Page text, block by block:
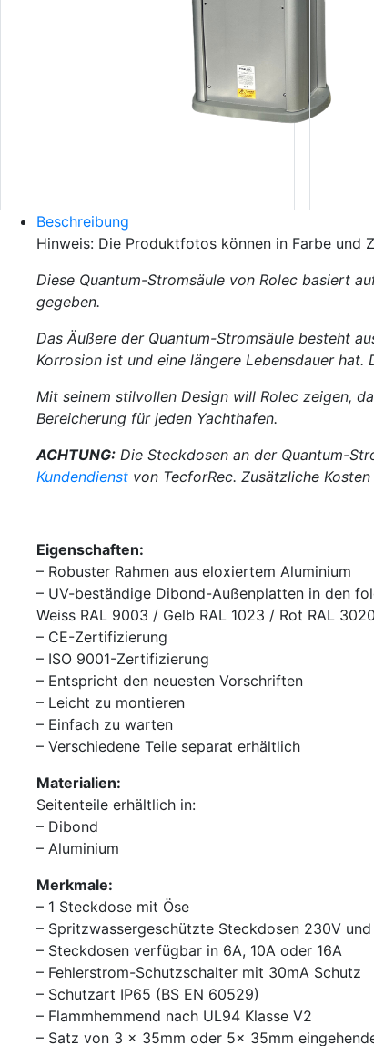
Beschreibung
Hinweis: Die Produktfotos können in Farbe und
Diese Quantum-Stromsäule von Rolec basiert
gegeben.
Das Äußere der Quantum-Stromsäule besteht
Korrosion ist und eine längere Lebensdauer
Mit seinem stilvollen Design will Rolec zeigen,
Bereicherung für jeden Yachthafen.
ACHTUNG: Die Steckdosen an der Quantum-
Kundendienst von TecforRec. Zusätzliche
Eigenschaften:
– Robuster Rahmen aus eloxiertem Aluminium
– UV-beständige Dibond-Außenplatten in den
Weiss RAL 9003 / Gelb RAL 1023 / Rot RAL
– CE-Zertifizierung
– ISO 9001-Zertifizierung
– Entspricht den neuesten Vorschriften
– Leicht zu montieren
– Einfach zu warten
– Verschiedene Teile separat erhältlich
Materialien:
Seitenteile erhältlich in:
– Dibond
– Aluminium
Merkmale:
– 1 Steckdose mit Öse
– Spritzwassergeschützte Steckdosen 230V
– Steckdosen verfügbar in 6A, 10A oder 16A
– Fehlerstrom-Schutzschalter mit 30mA Schutz
– Schutzart IP65 (BS EN 60529)
– Flammhemmend nach UL94 Klasse V2
– Satz von 3 x 35mm oder 5x 35mm